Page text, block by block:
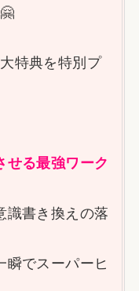
特典を特別プ
せる最強ワーク
識書き換えの落
瞬でスーパーヒ